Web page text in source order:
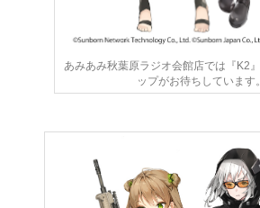
あみあみ秋葉原ラジオ会館店では『K2
ップがお待ちしています。